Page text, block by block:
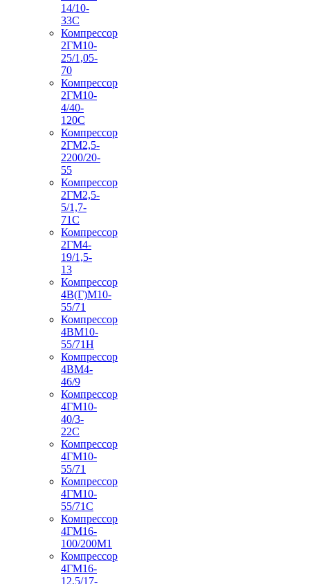
14/10-
33С
Компрессор
2ГМ10-
25/1,05-
70
Компрессор
2ГМ10-
4/40-
120С
Компрессор
2ГМ2,5-
2200/20-
55
Компрессор
2ГМ2,5-
5/1,7-
71С
Компрессор
2ГМ4-
19/1,5-
13
Компрессор
4В(Г)М10-
55/71
Компрессор
4ВМ10-
55/71Н
Компрессор
4ВМ4-
46/9
Компрессор
4ГМ10-
40/3-
22С
Компрессор
4ГМ10-
55/71
Компрессор
4ГМ10-
55/71С
Компрессор
4ГМ16-
100/200М1
Компрессор
4ГМ16-
12,5/17-